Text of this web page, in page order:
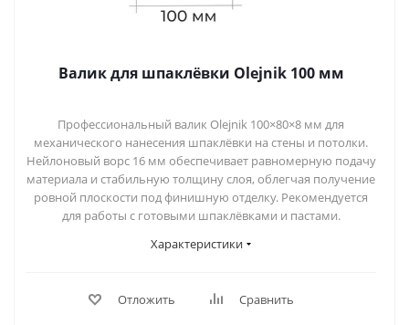
Валик для шпаклёвки Olejnik 100 мм
Профессиональный валик Olejnik 100×80×8 мм для
механического нанесения шпаклёвки на стены и потолки.
Нейлоновый ворс 16 мм обеспечивает равномерную подачу
материала и стабильную толщину слоя, облегчая получение
ровной плоскости под финишную отделку. Рекомендуется
для работы с готовыми шпаклёвками и пастами.
Характеристики
Отложить Сравнить